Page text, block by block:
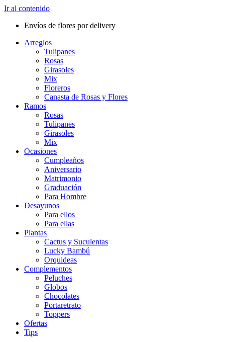
Ir al contenido
Envíos de flores por delivery
Arreglos
Tulipanes
Rosas
Girasoles
Mix
Floreros
Canasta de Rosas y Flores
Ramos
Rosas
Tulipanes
Girasoles
Mix
Ocasiones
Cumpleaños
Aniversario
Matrimonio
Graduación
Para Hombre
Desayunos
Para ellos
Para ellas
Plantas
Cactus y Suculentas
Lucky Bambú
Orquideas
Complementos
Peluches
Globos
Chocolates
Portaretrato
Toppers
Ofertas
Tips